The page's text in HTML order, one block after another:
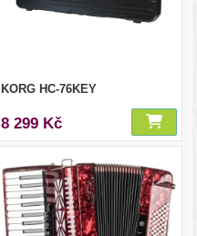
KORG HC-76KEY
8 299 Kč